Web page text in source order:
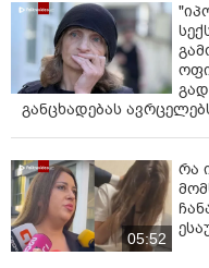
განცხადებას
05:52
რა